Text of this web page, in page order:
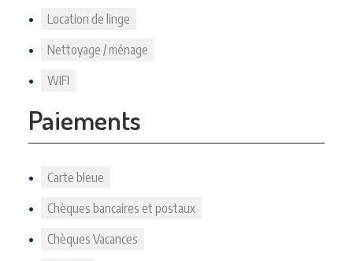
Location de linge
Nettoyage / ménage
WIFI
Paiements
Carte bleue
Chèques bancaires et postaux
Chèques Vacances